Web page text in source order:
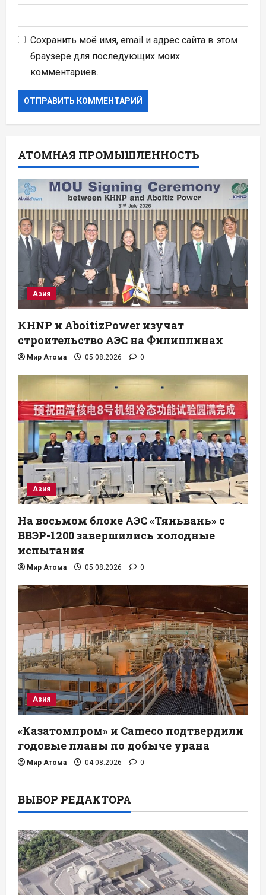
Сохранить моё имя, email и адрес сайта в этом
браузере для последующих моих
комментариев.
АТОМНАЯ ПРОМЫШЛЕННОСТЬ
Азия
KHNP и AboitizPower изучат
строительство АЭС на Филиппинах
Мир Атома 05.08.2026 0
Азия
На восьмом блоке АЭС «Тяньвань» с
ВВЭР-1200 завершились холодные
испытания
Мир Атома 05.08.2026 0
Азия
«Казатомпром» и Cameco подтвердили
годовые планы по добыче урана
Мир Атома 04.08.2026 0
ВЫБОР РЕДАКТОРА